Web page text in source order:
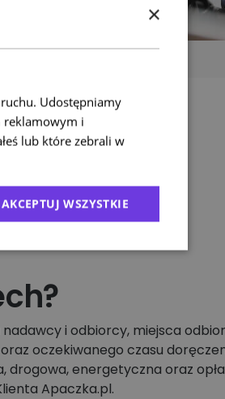
i odbiorcy, miejsca
oczekiwanego czasu
drogowa, energetyczna oraz
Apaczka.pl.
×
Udostępniamy
reklamowym i
lub które zebrali w
AKCEPTUJ WSZYSTKIE